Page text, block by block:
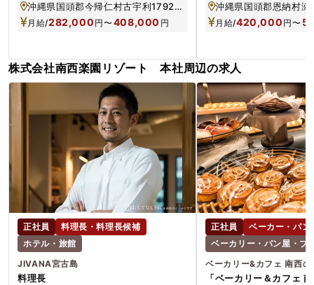
沖縄県国頭郡今帰仁村古宇利1792-1,1837
月給/282,000 円〜408,000 円
沖縄県国頭郡恩納村瀬
月給/420,000 円〜
株式会社南西楽園リゾート 本社周辺の求人
正社員
料理長・料理長候補
ホテル・旅館
JIVANA宮古島
料理長
正社員
ベーカー・パン
ベーカリー・パン屋・ブ
ベーカリー&カフェ 南西の
「ベーカリー＆カフェ